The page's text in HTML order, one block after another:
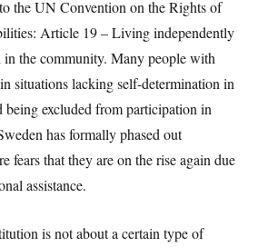
the UN Convention on the Rights of
Article 19 – Living independently
in the community. Many people with
situations lacking self-determination in
being excluded from participation in
has formally phased out
fears that they are on the rise again due
assistance.
is not about a certain type of